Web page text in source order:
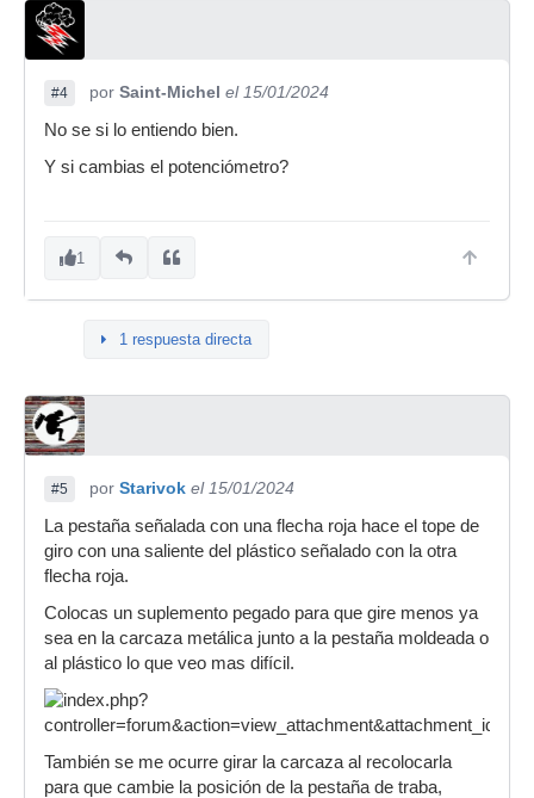
#4 por Saint-Michel el 15/01/2024
No se si lo entiendo bien.
Y si cambias el potenciómetro?
1
1 respuesta directa
#5 por Starivok el 15/01/2024
La pestaña señalada con una flecha roja hace el tope de
giro con una saliente del plástico señalado con la otra
flecha roja.
Colocas un suplemento pegado para que gire menos ya
sea en la carcaza metálica junto a la pestaña moldeada o
al plástico lo que veo mas difícil.
También se me ocurre girar la carcaza al recolocarla
para que cambie la posición de la pestaña de traba,